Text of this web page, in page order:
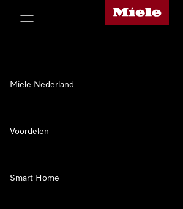
Homepage van Miele
Miele Nederland
Voordelen
Smart Home